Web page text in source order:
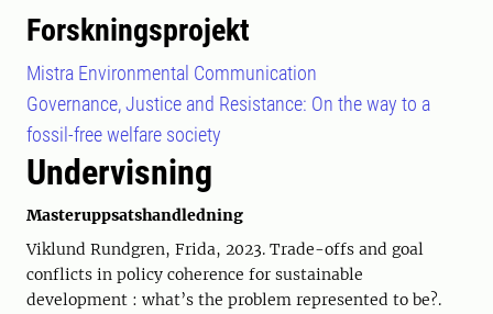
Forskningsprojekt
Mistra Environmental Communication
Governance, Justice and Resistance: On the way to a
fossil-free welfare society
Undervisning
Masteruppsatshandledning
Viklund Rundgren, Frida, 2023. Trade-offs and goal
conflicts in policy coherence for sustainable
development : what’s the problem represented to be?.